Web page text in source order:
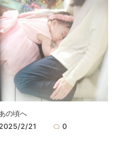
あの頃へ
2025/2/21
0